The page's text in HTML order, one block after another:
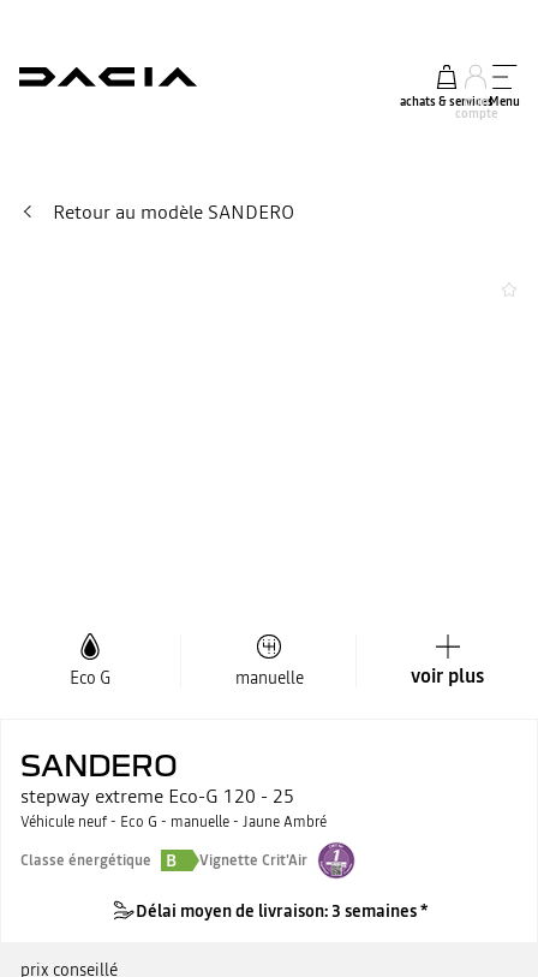
achats & services
mon
compte
Menu
Retour au modèle SANDERO
Eco G manuelle voir plus
SANDERO
stepway extreme Eco-G 120 - 25
Véhicule neuf - Eco G - manuelle - Jaune Ambré
Classe énergétique
B Vignette Crit'Air
Délai moyen de livraison: 3 semaines *
prix conseillé